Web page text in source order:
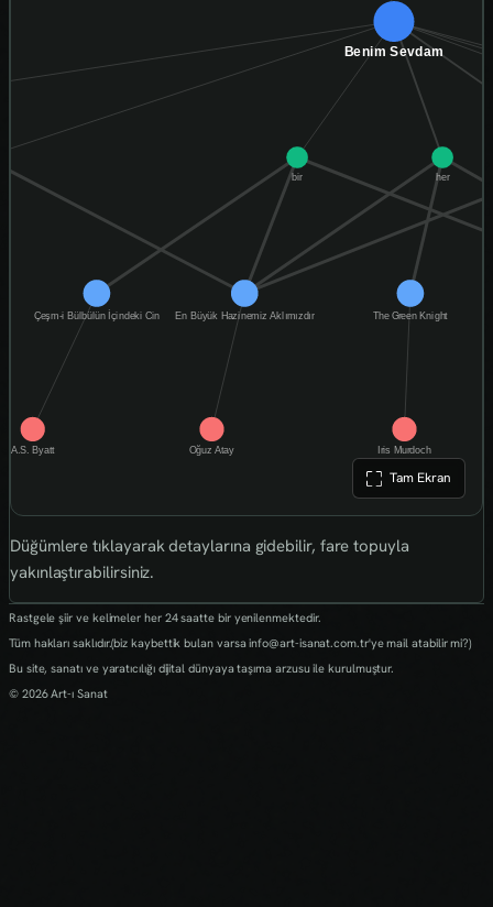
Tam Ekran
Düğümlere tıklayarak detaylarına gidebilir, fare topuyla
yakınlaştırabilirsiniz.
Rastgele şiir ve kelimeler her 24 saatte bir yenilenmektedir.
Tüm hakları saklıdır.(biz kaybettik bulan varsa info@art-isanat.com.tr'ye mail atabilir mi?)
Bu site, sanatı ve yaratıcılığı dijital dünyaya taşıma arzusu ile kurulmuştur.
© 2026 Art-ı Sanat